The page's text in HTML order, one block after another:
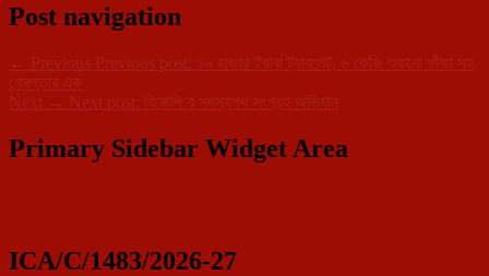
Post navigation
← Previous Previous post:
১৬ হাজার ইয়াবা ট্যাবলেট, ৬ কেজি শুকনো গাঁজা সহ
গ্রেপ্তার এক
Next → Next post: বিজেপি’র সদস্যপথ সংগ্রহ অভিযান
Primary Sidebar Widget Area
ICA/C/1483/2026-27